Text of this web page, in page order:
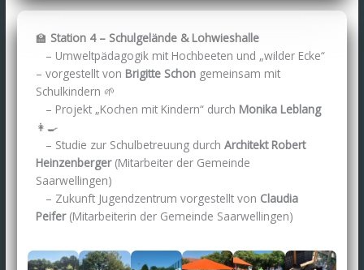
🏫 Station 4 – Schulgelände & Lohwieshalle
– Umweltpädagogik mit Hochbeeten und „wilder Ecke“
– vorgestellt von Brigitte Schon gemeinsam mit
Schulkindern 🌱
– Projekt „Kochen mit Kindern“ durch Monika Leblang
👩‍🍳
– Studie zur Schulbetreuung durchArchitekt Robert
Heinzenberger (Mitarbeiter der Gemeinde
Saarwellingen)
– Zukunft Jugendzentrum vorgestellt von Claudia
Peifer (Mitarbeiterin der Gemeinde Saarwellingen)